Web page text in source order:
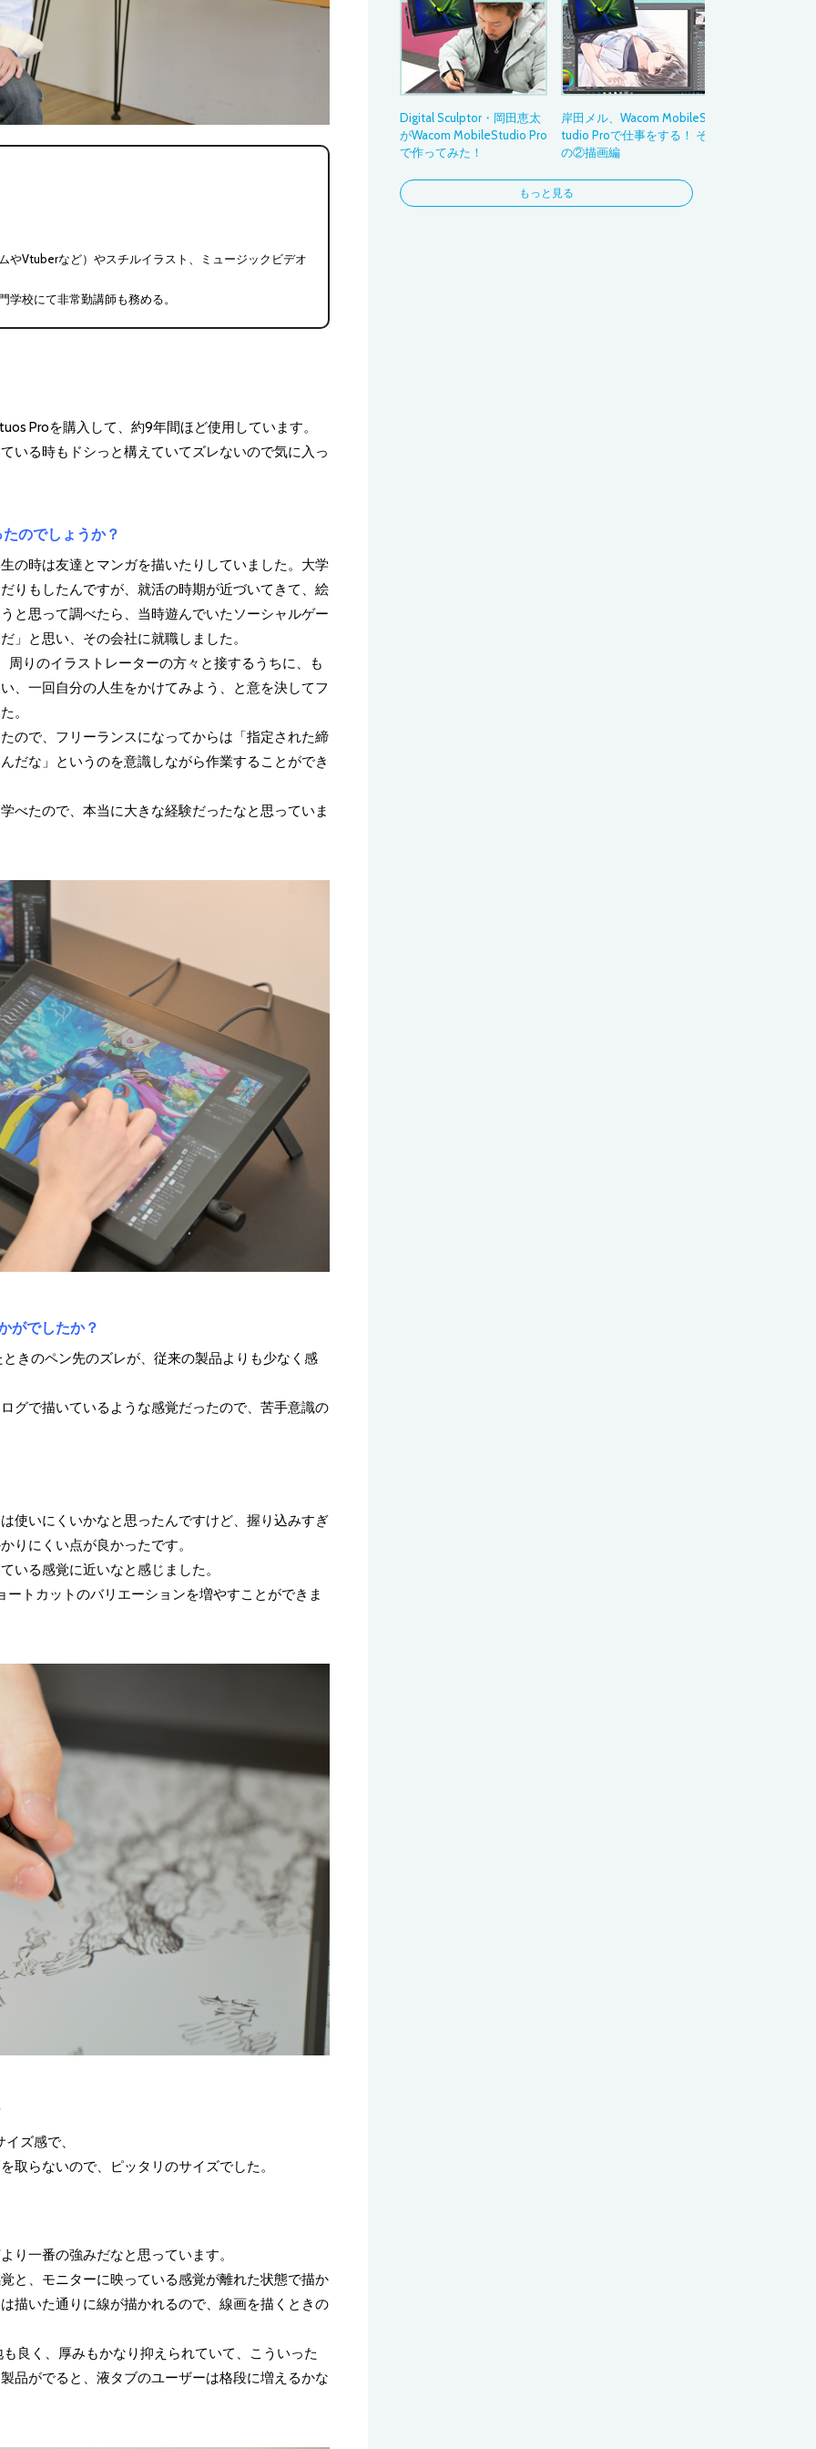
やVtuberなど）やスチルイラスト、ミュージックビデオ
校にて非常勤講師も務める。
Proを購入して、約9年間ほど使用しています。
いる時もドシっと構えていてズレないので気に入っ
のでしょうか？
の時は友達とマンガを描いたりしていました。大学
りもしたんですが、就活の時期が近づいてきて、絵
と思って調べたら、当時遊んでいたソーシャルゲー
」と思い、その会社に就職しました。
りのイラストレーターの方々と接するうちに、も
、一回自分の人生をかけてみよう、と意を決してフ
。
ので、フリーランスになってからは「指定された締
だな」というのを意識しながら作業することができ
べたので、本当に大きな経験だったなと思っていま
がでしたか？
きのペン先のズレが、従来の製品よりも少なく感
グで描いているような感覚だったので、苦手意識の
使いにくいかなと思ったんですけど、握り込みすぎ
りにくい点が良かったです。
いる感覚に近いなと感じました。
トカットのバリエーションを増やすことができま
ズ感で、
取らないので、ピッタリのサイズでした。
り一番の強みだなと思っています。
と、モニターに映っている感覚が離れた状態で描か
描いた通りに線が描かれるので、線画を描くときの
良く、厚みもかなり抑えられていて、こういった
品がでると、液タブのユーザーは格段に増えるかな
Digital Sculptor・岡田恵太
がWacom MobileStudio Pro
で作ってみた！
岸田メル、Wacom MobileS
tudio Proで仕事をする！ そ
の②描画編
もっと見る